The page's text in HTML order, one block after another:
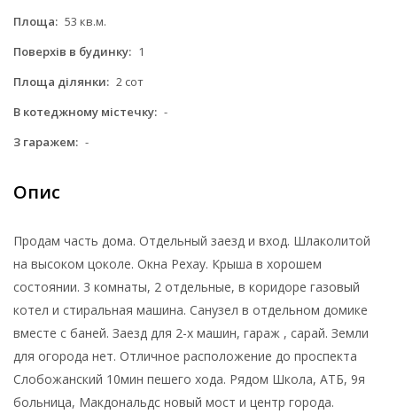
Площа: 53 кв.м.
Поверхів в будинку: 1
Площа ділянки: 2 сот
В котеджному містечку: -
З гаражем: -
Опис
Продам часть дома. Отдельный заезд и вход. Шлаколитой
на высоком цоколе. Окна Рехау. Крыша в хорошем
состоянии. 3 комнаты, 2 отдельные, в коридоре газовый
котел и стиральная машина. Санузел в отдельном домике
вместе с баней. Заезд для 2-х машин, гараж , сарай. Земли
для огорода нет. Отличное расположение до проспекта
Слобожанский 10мин пешего хода. Рядом Школа, АТБ, 9я
больница, Макдональдс новый мост и центр города.